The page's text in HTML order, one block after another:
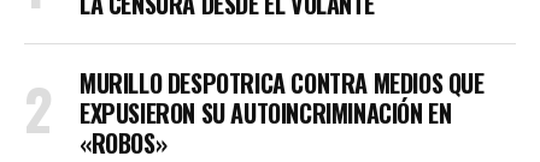
MURILLO DESPOTRICA CONTRA MEDIOS QUE
EXPUSIERON SU AUTOINCRIMINACIÓN EN
«ROBOS»